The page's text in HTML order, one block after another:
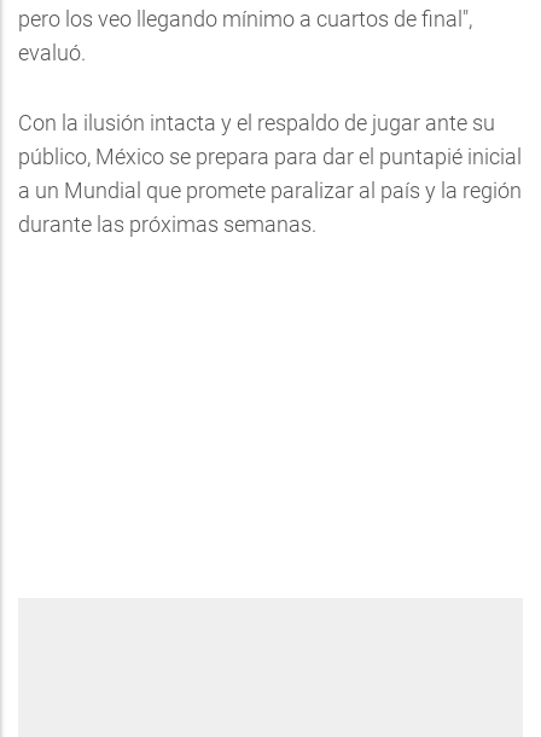
pero los veo llegando mínimo a cuartos de final",
evaluó.
Con la ilusión intacta y el respaldo de jugar ante su
público, México se prepara para dar el puntapié inicial
a un Mundial que promete paralizar al país y la región
durante las próximas semanas.